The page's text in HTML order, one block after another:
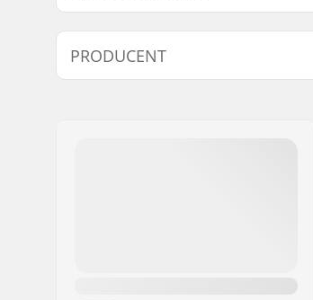
Hjuldiameter:
Kuglelejer:
Hjul hårdhed:
PRODUCENT